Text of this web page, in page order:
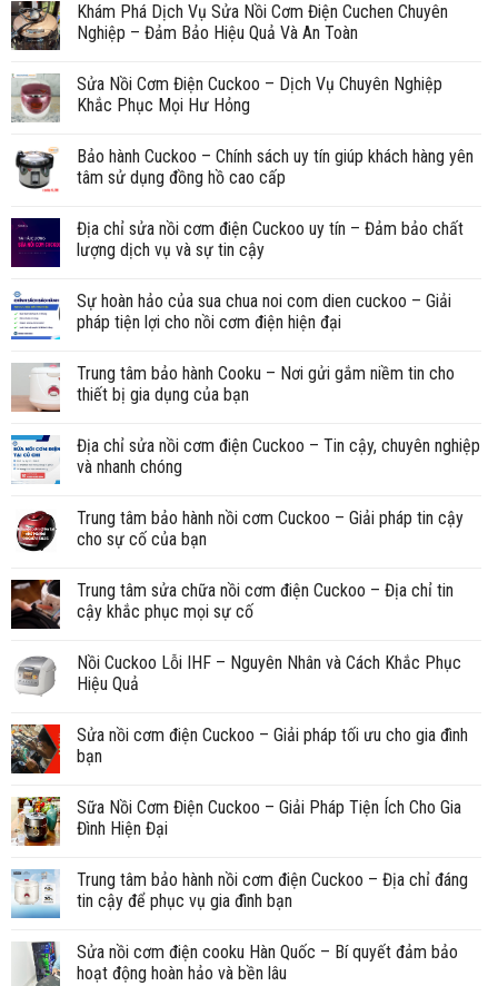
Khám Phá Dịch Vụ Sửa Nồi Cơm Điện Cuchen Chuyên
Nghiệp – Đảm Bảo Hiệu Quả Và An Toàn
Sửa Nồi Cơm Điện Cuckoo – Dịch Vụ Chuyên Nghiệp
Khắc Phục Mọi Hư Hỏng
Bảo hành Cuckoo – Chính sách uy tín giúp khách hàng yên
tâm sử dụng đồng hồ cao cấp
Địa chỉ sửa nồi cơm điện Cuckoo uy tín – Đảm bảo chất
lượng dịch vụ và sự tin cậy
Sự hoàn hảo của sua chua noi com dien cuckoo – Giải
pháp tiện lợi cho nồi cơm điện hiện đại
Trung tâm bảo hành Cooku – Nơi gửi gắm niềm tin cho
thiết bị gia dụng của bạn
Địa chỉ sửa nồi cơm điện Cuckoo – Tin cậy, chuyên nghiệp
và nhanh chóng
Trung tâm bảo hành nồi cơm Cuckoo – Giải pháp tin cậy
cho sự cố của bạn
Trung tâm sửa chữa nồi cơm điện Cuckoo – Địa chỉ tin
cậy khắc phục mọi sự cố
Nồi Cuckoo Lỗi IHF – Nguyên Nhân và Cách Khắc Phục
Hiệu Quả
Sửa nồi cơm điện Cuckoo – Giải pháp tối ưu cho gia đình
bạn
Sữa Nồi Cơm Điện Cuckoo – Giải Pháp Tiện Ích Cho Gia
Đình Hiện Đại
Trung tâm bảo hành nồi cơm điện Cuckoo – Địa chỉ đáng
tin cậy để phục vụ gia đình bạn
Sửa nồi cơm điện cooku Hàn Quốc – Bí quyết đảm bảo
hoạt động hoàn hảo và bền lâu